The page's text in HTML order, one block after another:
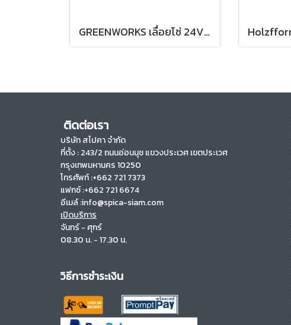
GREENWORKS เลื่อยโซ่ 24V บาร์ 10 นิ้ว พร้อมแบตเตอรี่(4 แอมป์)และแท่นชาร์จเร็ว
ติดต่อเรา
บริษัท สไปคา จำกัด
ที่ตั้ง :243/2 ถนนอ่อนนุช แขวงประเวศ เขตประเวศ
กรุงเทพมหานคร 10250
โทรศัพท์ :+662 721 7373
แฟกซ์ :+662 721 6674
อีเมล์ :info@spica-siam.com
เปิดบริการ
จันทร์ - ศุกร์
08.30 น. - 17.30 น.
วิธีการชำระเงิน